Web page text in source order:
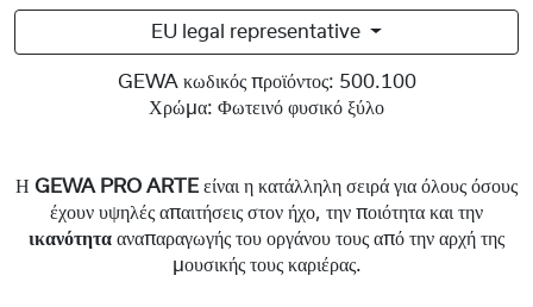
EU legal representative
GEWA κωδικός προϊόντος: 500.100
Χρώμα: Φωτεινό φυσικό ξύλο
Η GEWA PRO ARTE είναι η κατάλληλη σειρά για όλους όσους
έχουν υψηλές απαιτήσεις στον ήχο, την ποιότητα και την
ικανότητα αναπαραγωγής του οργάνου τους από την αρχή της
μουσικής τους καριέρας.